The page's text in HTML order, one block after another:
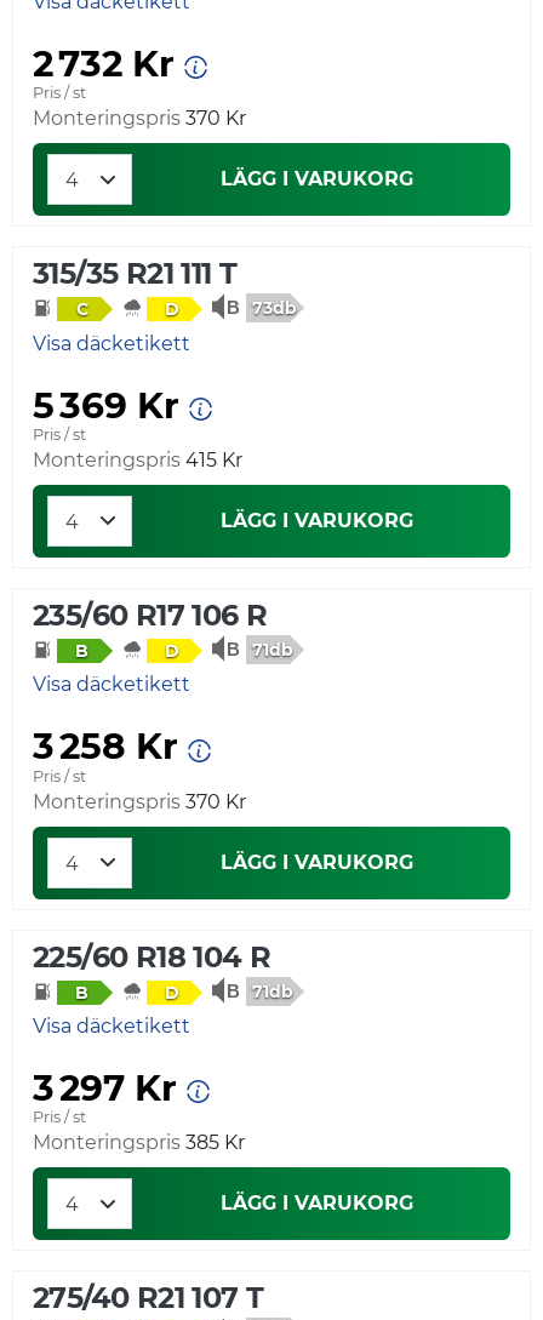
2 732 Kr
Pris / st
Monteringspris 370 Kr
LÄGG I VARUKORG
315/35 R21 111 T
C D 73db
Visa däcketikett
5 369 Kr
Pris / st
Monteringspris 415 Kr
LÄGG I VARUKORG
235/60 R17 106 R
B D 71db
Visa däcketikett
3 258 Kr
Pris / st
Monteringspris 370 Kr
LÄGG I VARUKORG
225/60 R18 104 R
B D 71db
Visa däcketikett
3 297 Kr
Pris / st
Monteringspris 385 Kr
LÄGG I VARUKORG
275/40 R21 107 T